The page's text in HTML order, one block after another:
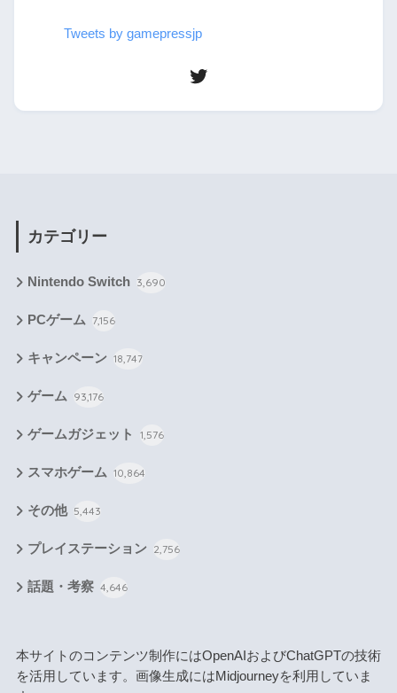
Tweets by gamepressjp
カテゴリー
Nintendo Switch 3,690
PCゲーム 7,156
キャンペーン 18,747
ゲーム 93,176
ゲームガジェット 1,576
スマホゲーム 10,864
その他 5,443
プレイステーション 2,756
話題・考察 4,646
本サイトのコンテンツ制作にはOpenAIおよびChatGPTの技術
を活用しています。画像生成にはMidjourneyを利用していま